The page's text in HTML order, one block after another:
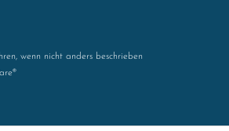
wenn nicht anders beschrieben